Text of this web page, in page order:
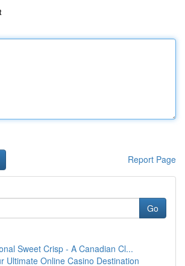
Report Page
Go
Sweet Crisp - A Canadian Cl...
Ultimate Online Casino Destination